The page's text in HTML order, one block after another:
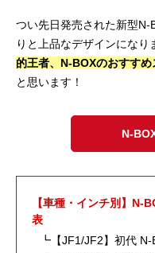
つい先日発売された新型N-
りと上品なデザインになり
的王者、N-BOXのおすす
と思います！
N-
【車種・インチ別】N-
表
┗【JF1/JF2】初代 N-